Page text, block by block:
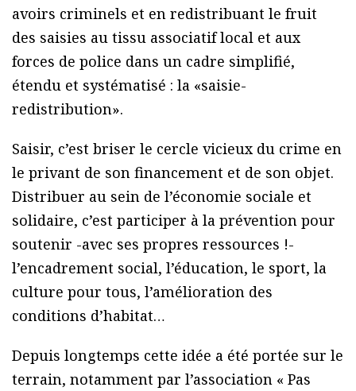
avoirs criminels et en redistribuant le fruit
des saisies au tissu associatif local et aux
forces de police dans un cadre simplifié,
étendu et systématisé : la «saisie-
redistribution».
Saisir, c’est briser le cercle vicieux du crime en
le privant de son financement et de son objet.
Distribuer au sein de l’économie sociale et
solidaire, c’est participer à la prévention pour
soutenir -avec ses propres ressources !-
l’encadrement social, l’éducation, le sport, la
culture pour tous, l’amélioration des
conditions d’habitat…
Depuis longtemps cette idée a été portée sur le
terrain, notamment par l’association « Pas